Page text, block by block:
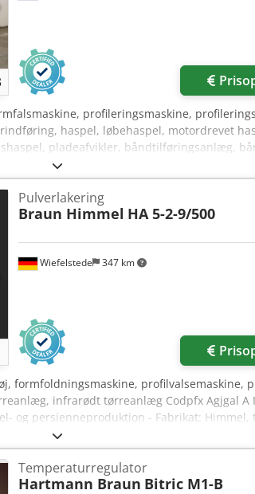
profileringsmaskine,
haspel, løbehaspel, motordrevet
pladeafvikler, båndtilføringsanlæg,
Valserindføring med kølevand/
Maier type DX 215 L / DX 215 R -
se fotos - Drivaksel: Ø 35 mm -
- Vægt: 312 kg
Wiefelstede 347 km
Pulverlakering
Braun Himmel HA 5-2-9/500
formfoldningsmaskine, profilvalsemaskine,
infrarødt tørreanlæg Codpfx Agjgal A
og persienneproduktion - Fabrikat: Himmel,
880/1050/H2200 mm - Vægt: 308 kg
Temperaturregulator
Hartmann Braun Bitric M1-B